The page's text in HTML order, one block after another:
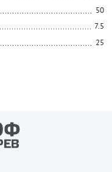
50
7.5
25